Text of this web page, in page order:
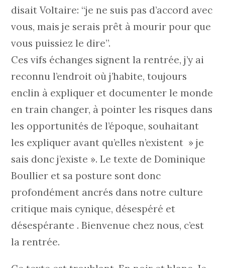
disait Voltaire: “je ne suis pas d’accord avec
vous, mais je serais prêt à mourir pour que
vous puissiez le dire”.
Ces vifs échanges signent la rentrée, j’y ai
reconnu l’endroit où j’habite, toujours
enclin à expliquer et documenter le monde
en train changer, à pointer les risques dans
les opportunités de l’époque, souhaitant
les expliquer avant qu’elles n’existent » je
sais donc j’existe ». Le texte de Dominique
Boullier et sa posture sont donc
profondément ancrés dans notre culture
critique mais cynique, désespéré et
désespérante . Bienvenue chez nous, c’est
la rentrée.